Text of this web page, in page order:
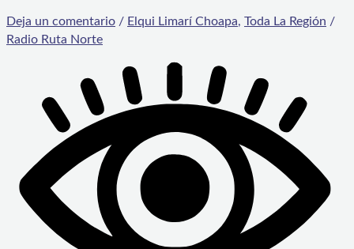
Deja un comentario / Elqui Limarí Choapa, Toda La Región /
Radio Ruta Norte